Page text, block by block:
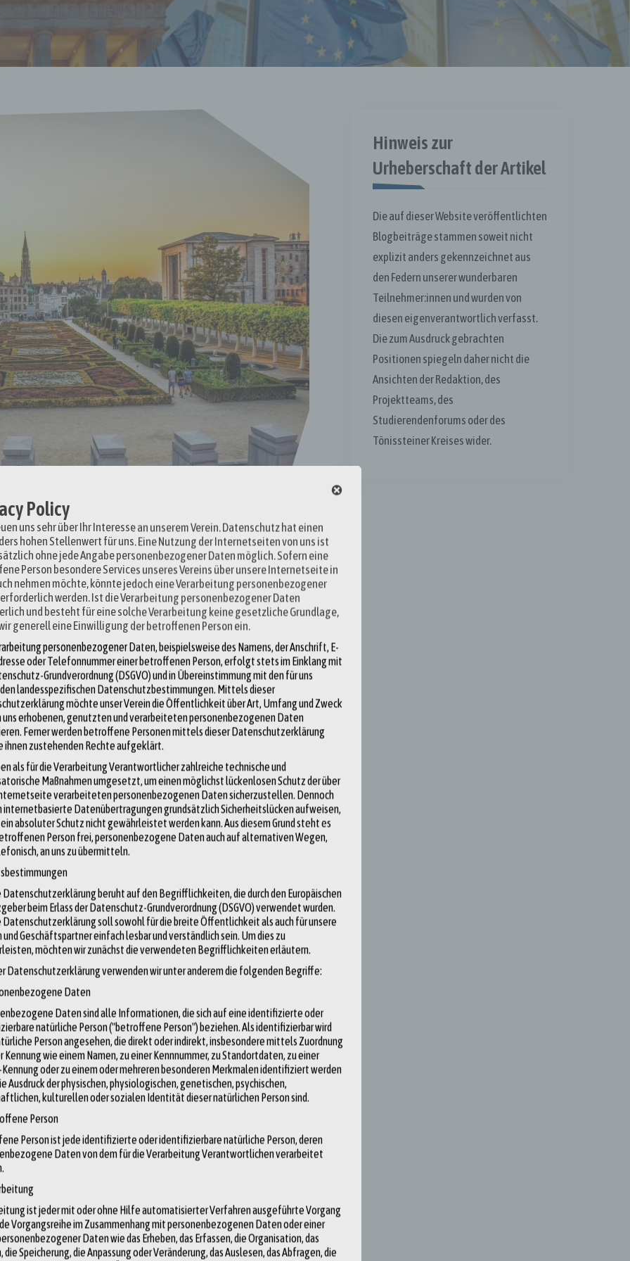
Europas” bezeichnet und ist inoffiziell die Hauptstadt der
von Gründen, die eng mit der Rolle der Stadt als politisches
Brüssel eine lebendige und vielfältige Metropole: “In der Region
leben rund 1,2 Millionen und im Zentrum der Region Brüssel-
2022). Es besteht jedoch ein bemerkenswerter Unterschied
Menschen, die mit der Europäischen Union zu tun haben. “Brüssel
die direkt oder indirekt mit den Institutionen der EU in
und Mitarbeiter der Europäischen Kommission,
anderer EU-Agenturen sowie Diplomaten und Lobbyisten. Diese
auf das politische, soziale und wirtschaftliche Leben der
sowohl den Europäischen Rat als auch das Parlament. Es
getroffen werden. Darüber hinaus bringt das Vorhandensein des
zieht Besucher, Politiker und Beamte aus verschiedenen Ländern
bei. Das Parlamentarium selbst ist ein beeindruckendes
als Konferenzzentrum mit einem beeindruckenden Plenarsaal.” Das
und wurde von privaten Unternehmen und Personen
und die Bedeutung, die der europäischen Integration von
Merkmal des Parlamentariums sind die Säle, die nach
Altiero Spinelli, einer der Gründer der Europäischen Union.
der wichtigsten Institutionen der Europäischen Union ist und
aus 705 Abgeordneten und einer großen Anzahl von Mitarbeitern:
zusammengeschlossen, die alle ideologischen Strömungen
rund 32.000 Menschen für die Kommission, von denen etwa
32.000 Beamte/Beamtinnen und Vertragsbedienstete”
Kommissare bei ihrer Arbeit und sind in verschiedenen
Europäischen Kommission sind die Ausschüsse, die eine wichtige
Ausschüsse setzen sich aus Experten und Fachleuten zusammen
Hinweis zur
Urheberschaft der Artikel
Die auf dieser Website veröffentlichten
Blogbeiträge stammen soweit nicht
explizit anders gekennzeichnet aus
den Federn unserer wunderbaren
Teilnehmer:innen und wurden von
diesen eigenverantwortlich verfasst.
Die zum Ausdruck gebrachten
Positionen spiegeln daher nicht die
Ansichten der Redaktion, des
Projektteams, des
Studierendenforums oder des
Tönissteiner Kreises wider.
Policy
uns sehr über Ihr Interesse an unserem Verein. Datenschutz hat einen
hohen Stellenwert für uns. Eine Nutzung der Internetseiten von uns ist
ohne jede Angabe personenbezogener Daten möglich. Sofern eine
Person besondere Services unseres Vereins über unsere Internetseite in
nehmen möchte, könnte jedoch eine Verarbeitung personenbezogener
werden. Ist die Verarbeitung personenbezogener Daten
und besteht für eine solche Verarbeitung keine gesetzliche Grundlage,
generell eine Einwilligung der betroffenen Person ein.
personenbezogener Daten, beispielsweise des Namens, der Anschrift, E-
oder Telefonnummer einer betroffenen Person, erfolgt stets im Einklang mit
Grundverordnung (DSGVO) und in Übereinstimmung mit den für uns
landesspezifischen Datenschutzbestimmungen. Mittels dieser
möchte unser Verein die Öffentlichkeit über Art, Umfang und Zweck
uns erhobenen, genutzten und verarbeiteten personenbezogenen Daten
Ferner werden betroffene Personen mittels dieser Datenschutzerklärung
ihnen zustehenden Rechte aufgeklärt.
als für die Verarbeitung Verantwortlicher zahlreiche technische und
Maßnahmen umgesetzt, um einen möglichst lückenlosen Schutz der über
verarbeiteten personenbezogenen Daten sicherzustellen. Dennoch
internetbasierte Datenübertragungen grundsätzlich Sicherheitslücken aufweisen,
absoluter Schutz nicht gewährleistet werden kann. Aus diesem Grund steht es
Person frei, personenbezogene Daten auch auf alternativen Wegen,
an uns zu übermitteln.
Datenschutzerklärung beruht auf den Begrifflichkeiten, die durch den Europäischen
beim Erlass der Datenschutz-Grundverordnung (DSGVO) verwendet wurden.
Datenschutzerklärung soll sowohl für die breite Öffentlichkeit als auch für unsere
und Geschäftspartner einfach lesbar und verständlich sein. Um dies zu
möchten wir zunächst die verwendeten Begrifflichkeiten erläutern.
Datenschutzerklärung verwenden wir unter anderem die folgenden Begriffe:
Daten
Daten sind alle Informationen, die sich auf eine identifizierte oder
natürliche Person ("betroffene Person") beziehen. Als identifizierbar wird
Person angesehen, die direkt oder indirekt, insbesondere mittels Zuordnung
Kennung wie einem Namen, zu einer Kennnummer, zu Standortdaten, zu einer
oder zu einem oder mehreren besonderen Merkmalen identifiziert werden
Ausdruck der physischen, physiologischen, genetischen, psychischen,
kulturellen oder sozialen Identität dieser natürlichen Person sind.
Person
Person ist jede identifizierte oder identifizierbare natürliche Person, deren
Daten von dem für die Verarbeitung Verantwortlichen verarbeitet
ist jeder mit oder ohne Hilfe automatisierter Verfahren ausgeführte Vorgang
Vorgangsreihe im Zusammenhang mit personenbezogenen Daten oder einer
Daten wie das Erheben, das Erfassen, die Organisation, das
die Speicherung, die Anpassung oder Veränderung, das Auslesen, das Abfragen, die